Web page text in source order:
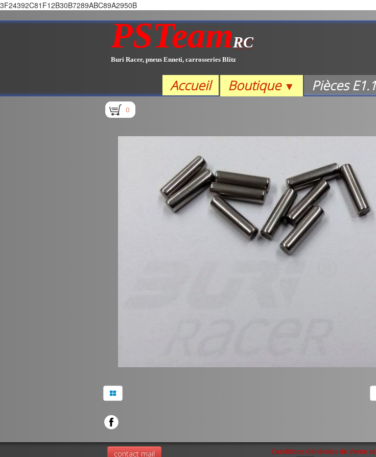
3F24392C81F12B30B7289ABC89A2950B
PSTeamRC
Buri Racer, pneus Enneti, carrosseries Blitz
Accueil Boutique ▼ Pièces
0
contact mail Conditions Générales de Vente